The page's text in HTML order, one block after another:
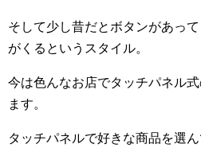
そして少し昔だとボタンがあっ
がくるというスタイル。
今は色んなお店でタッチパネル
ます。
タッチパネルで好きな商品を選